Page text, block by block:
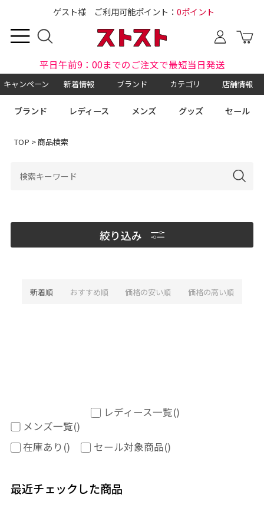
ゲスト様 ご利用可能ポイント： 0ポイント
平日午前9：00までのご注文で最短当日発送
キャンペーン 新着情報 ブランド カテゴリ 店舗情報
ブランド レディース メンズ グッズ セール
TOP > 商品検索
絞り込み
新着順 おすすめ順 価格の安い順 価格の高い順
メンズ一覧()
レディース一覧()
在庫あり () セール対象商品()
最近チェックした商品